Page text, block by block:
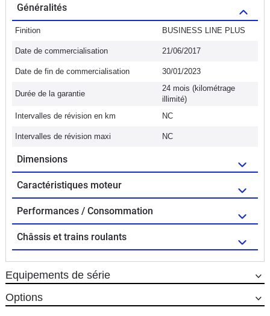
Généralités
Finition BUSINESS LINE PLUS
Date de commercialisation 21/06/2017
Date de fin de commercialisation 30/01/2023
Durée de la garantie
24 mois (kilométrage
illimité)
Intervalles de révision en km
NC
Intervalles de révision maxi NC
Dimensions
Caractéristiques moteur
Performances / Consommation
Châssis et trains roulants
Equipements de série
Options